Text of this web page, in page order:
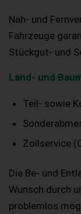
Nah- und
Fahrzeuge
Stückgut- und
Land- und
Teil- sowie
Zollservice
Die Be- und
Wunsch durch
problemlos